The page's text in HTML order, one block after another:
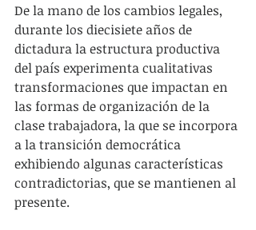
De la mano de los cambios legales,
durante los diecisiete años de
dictadura la estructura productiva
del país experimenta cualitativas
transformaciones que impactan en
las formas de organización de la
clase trabajadora, la que se incorpora
a la transición democrática
exhibiendo algunas características
contradictorias, que se mantienen al
presente.